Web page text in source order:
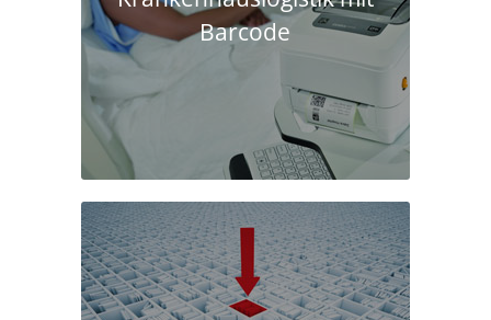
Barcode